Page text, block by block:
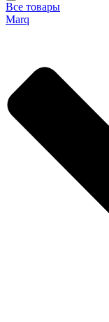
Все товары
Marq